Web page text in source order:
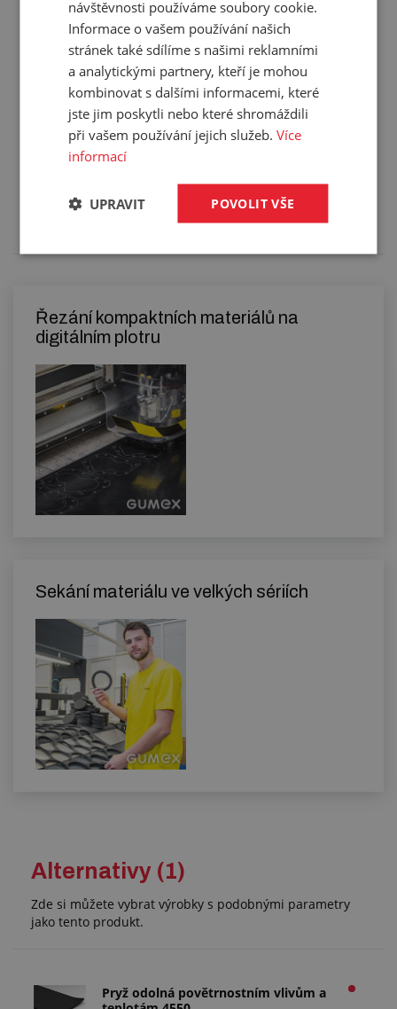
Hmotnost:
6,746 kg/m²
Balení:
14,00 m²
Služby
specifikaci budete moci upřesnit v poznámce u
Řezání kompaktních materiálů na
digitálním plotru
Sekání materiálu ve velkých sériích
Alternativy (1)
Zde si můžete vybrat výrobky s podobnými parametry
jako tento produkt.
Pryž odolná povětrnostním vlivům a
návštěvnosti používáme soubory cookie.
Informace o vašem používání našich
stránek také sdílíme s našimi reklamními
a analytickými partnery, kteří je mohou
kombinovat s dalšími informacemi, které
jste jim poskytli nebo které shromáždili
při vašem používání jejich služeb.Více
informací
POVOLIT VŠE
UPRAVIT